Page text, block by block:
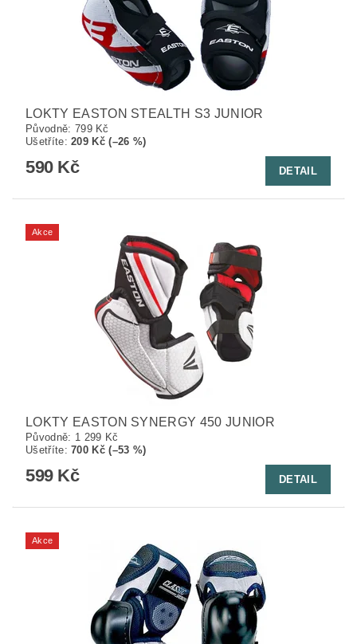
LOKTY EASTON STEALTH S3 JUNIOR
Původně: 799 Kč
Ušetříte:209 Kč (–26 %)
590 Kč DETAIL
Akce
LOKTY EASTON SYNERGY 450 JUNIOR
Původně: 1 299 Kč
Ušetříte:700 Kč (–53 %)
599 Kč DETAIL
Akce